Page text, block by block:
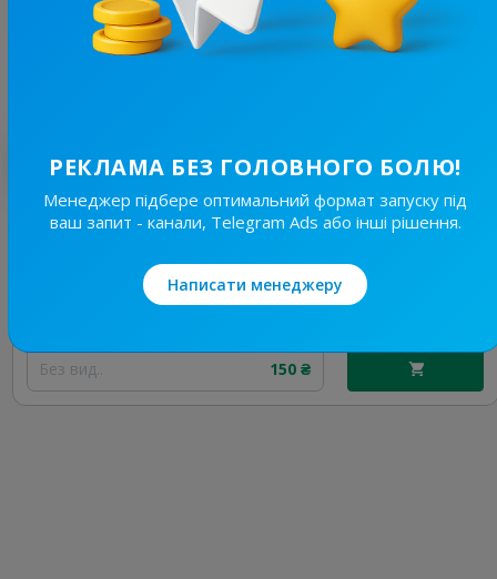
19.7K/
3.8K
Новини/ЗМІ, Регіональні
Без вид.. 150 ₴
РЕКЛАМА БЕЗ ГОЛОВНОГО БОЛЮ!
Менеджер підбере оптимальний формат запуску під
ваш запит - канали, Telegram Ads або інші рішення.
Написати менеджеру